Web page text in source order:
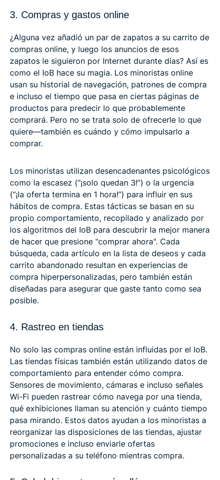
3. Compras y gastos online
¿Alguna vez añadió un par de zapatos a su carrito de
compras online, y luego los anuncios de esos
zapatos le siguieron por Internet durante días? Así es
como el IoB hace su magia. Los minoristas online
usan su historial de navegación, patrones de compra
e incluso el tiempo que pasa en ciertas páginas de
productos para predecir lo que probablemente
comprará. Pero no se trata solo de ofrecerle lo que
quiere—también es cuándo y cómo impulsarlo a
comprar.
Los minoristas utilizan desencadenantes psicológicos
como la escasez (“¡solo quedan 3!”) o la urgencia
(“¡la oferta termina en 1 hora!”) para influir en sus
hábitos de compra. Estas tácticas se basan en su
propio comportamiento, recopilado y analizado por
los algoritmos del IoB para descubrir la mejor manera
de hacer que presione "comprar ahora". Cada
búsqueda, cada artículo en la lista de deseos y cada
carrito abandonado resultan en experiencias de
compra hiperpersonalizadas, pero también están
diseñadas para asegurar que gaste tanto como sea
posible.
4. Rastreo en tiendas
No solo las compras online están influidas por el IoB.
Las tiendas físicas también están utilizando datos de
comportamiento para entender cómo compra.
Sensores de movimiento, cámaras e incluso señales
Wi-Fi pueden rastrear cómo navega por una tienda,
qué exhibiciones llaman su atención y cuánto tiempo
pasa mirando. Estos datos ayudan a los minoristas a
reorganizar las disposiciones de las tiendas, ajustar
promociones e incluso enviarle ofertas
personalizadas a su teléfono mientras compra.